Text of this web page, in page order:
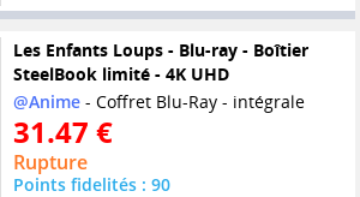
Les Enfants Loups - Blu-ray - Boîtier
SteelBook limité - 4K UHD
@Anime- Coffret Blu-Ray - intégrale
31.47 €
Rupture
Points fidelités : 90